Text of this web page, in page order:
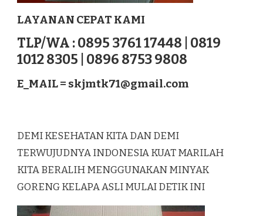
LAYANAN CEPAT KAMI
TLP/WA : 0895 3761 17448 | 0819
1012 8305 | 0896 8753 9808
E_MAIL = skjmtk71@gmail.com
DEMI KESEHATAN KITA DAN DEMI
TERWUJUDNYA INDONESIA KUAT MARILAH
KITA BERALIH MENGGUNAKAN MINYAK
GORENG KELAPA ASLI MULAI DETIK INI